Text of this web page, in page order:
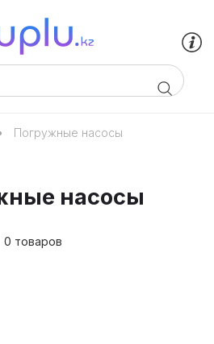
Погружные насосы
насосы
0 товаров